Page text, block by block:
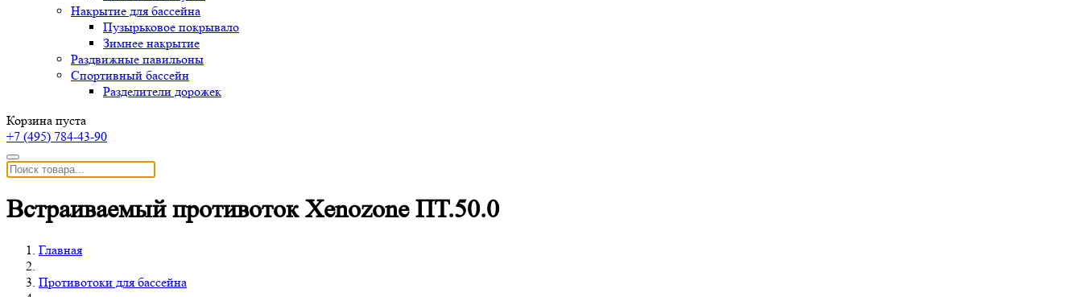
Накрытие для бассейна
Пузырьковое покрывало
Зимнее накрытие
Раздвижные павильоны
Спортивный бассейн
Разделители дорожек
Корзина пуста
+7 (495) 784-43-90
Встраиваемый противоток Xenozone ПТ.50.0
Главная
Противотоки для бассейна